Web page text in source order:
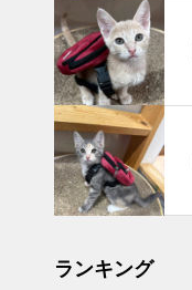
ランキング